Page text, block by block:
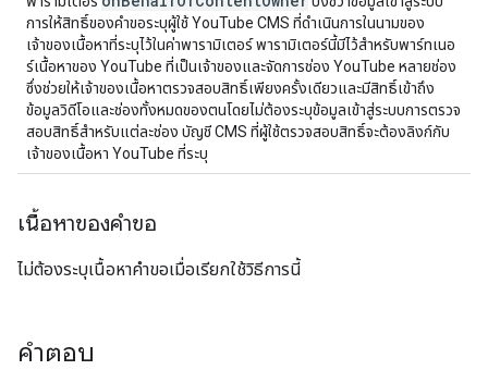
การให้สิทธิ์ของคำขอระบุผู้ใช้ YouTube CMS ที่ดำเนินการในนามของ
เจ้าของเนื้อหาที่ระบุไว้ในค่าพารามิเตอร์ พารามิเตอร์นี้มีไว้สำหรับพาร์ทเนอ
ร์เนื้อหาของ YouTube ที่เป็นเจ้าของและจัดการช่อง YouTube หลายช่อง
ซึ่งช่วยให้เจ้าของเนื้อหาตรวจสอบสิทธิ์เพียงครั้งเดียวและมีสิทธิ์เข้าถึง
ข้อมูลวิดีโอและช่องทั้งหมดของตนโดยไม่ต้องระบุข้อมูลเข้าสู่ระบบการตรวจ
สอบสิทธิ์สำหรับแต่ละช่อง บัญชี CMS ที่ผู้ใช้ตรวจสอบสิทธิ์จะต้องลิงก์กับ
เจ้าของเนื้อหา YouTube ที่ระบุ
เนื้อหาของคำขอ
ไม่ต้องระบุเนื้อหาคำขอเมื่อเรียกใช้วิธีการนี้
คำตอบ